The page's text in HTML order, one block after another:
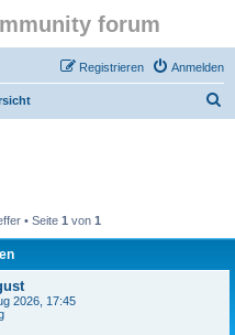
forum
Anmelden
Registrieren
• Seite 1 von 1
2026, 17:45